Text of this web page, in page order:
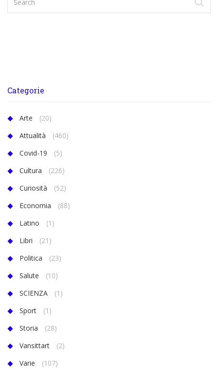
Categorie
Arte
(20)
Attualità
(460)
Covid-19
(5)
Cultura
(226)
Curiosità
(52)
Economia
(88)
Latino
(1)
Libri
(21)
Politica
(23)
Salute
(10)
SCIENZA
(1)
Sport
(1)
Storia
(28)
Vansittart
(2)
Varie
(107)